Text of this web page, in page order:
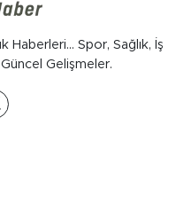
Haberleri... Spor, Sağlık, İş
Gelişmeler.